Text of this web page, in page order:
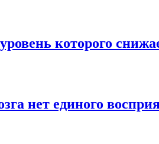
которого
нет единого